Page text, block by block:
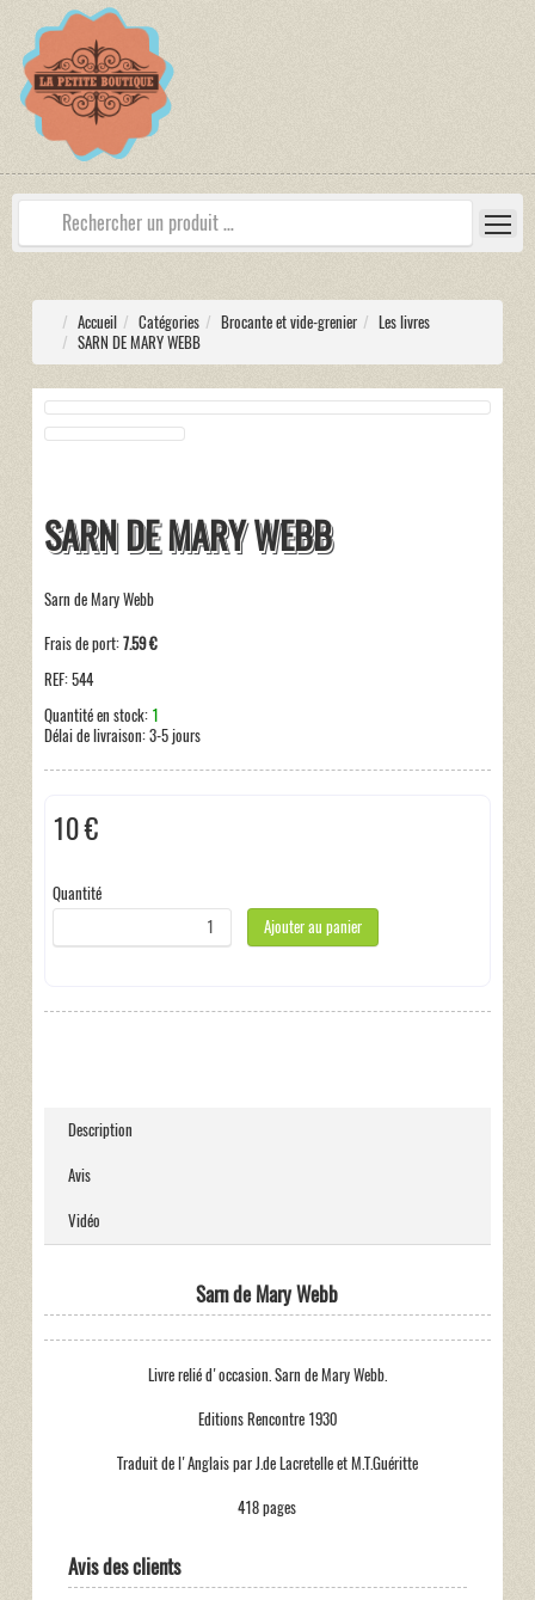
Accueil Catégories Brocante et vide-grenier
Les livres
SARN DE MARY WEBB
SARN DE MARY WEBB
Sarn de Mary Webb
Frais de port:7.59 €
REF:544
Quantité en stock: 1
Délai de livraison:3-5 jours
10 €
Quantité
Ajouter au panier
Description
Avis
Vidéo
Sarn de Mary Webb
Livre relié d'occasion. Sarn de Mary Webb.
Editions Rencontre 1930
Traduit de l'Anglais par J.de Lacretelle et M.T.Guéritte
418 pages
Avis des clients